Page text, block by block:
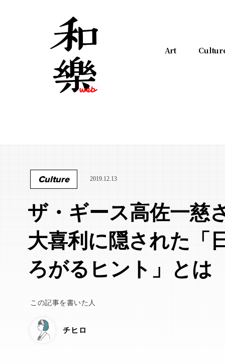
Art
Culture 2019.12.13
ザ・ギース高佐一慈
大喜利に隠された「
ろがるヒント」とは
この記事を書いた人
チヒロ